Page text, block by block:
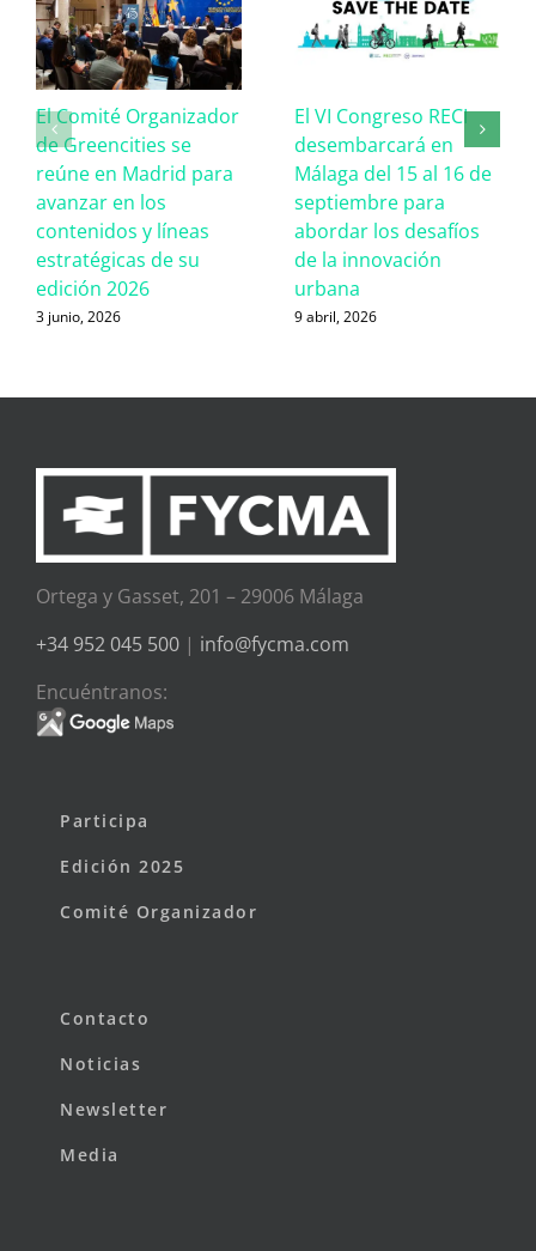
El Comité Organizador
de Greencities se
reúne en Madrid para
avanzar en los
contenidos y líneas
estratégicas de su
edición 2026
3 junio, 2026
El VI Congreso RECI
desembarcará en
Málaga del 15 al 16 de
septiembre para
abordar los desafíos
de la innovación
urbana
9 abril, 2026
Ortega y Gasset, 201 – 29006 Málaga
+34 952 045 500 | info@fycma.com
Encuéntranos:
Participa
Edición 2025
Comité Organizador
Contacto
Noticias
Newsletter
Media